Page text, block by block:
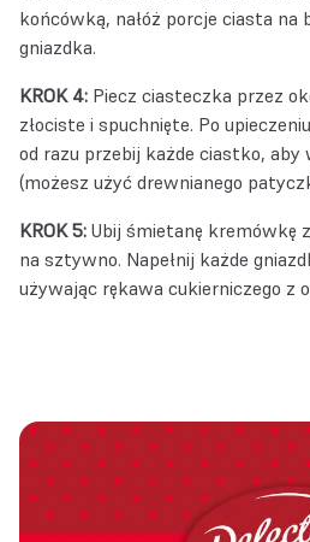
końcówką, nałóż porcje ciasta na
gniazdka.
KROK 4: Piecz ciasteczka przez
złociste i spuchnięte. Po
od razu przebij każde ciastko, aby
(możesz użyć drewnianego
KROK 5: Ubij śmietanę kremówkę
na sztywno. Napełnij każde
używając rękawa cukierniczego z